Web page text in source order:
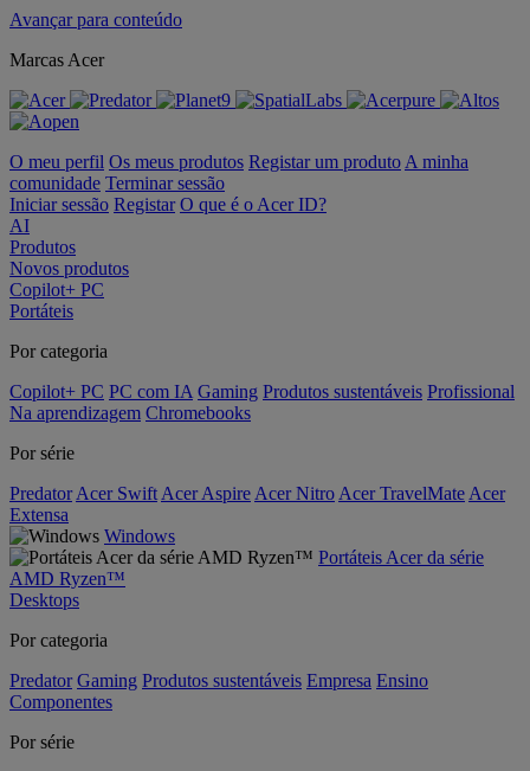
Avançar para conteúdo
Marcas Acer
O meu perfil Os meus produtos Registar um produto A minha
comunidade Terminar sessão
Iniciar sessão Registar O que é o Acer ID?
AI
Produtos
Novos produtos
Copilot+ PC
Portáteis
Por categoria
Copilot+ PC PC com IA Gaming Produtos sustentáveis Profissional
Na aprendizagem Chromebooks
Por série
Predator Acer Swift Acer Aspire Acer Nitro Acer TravelMate Acer
Extensa
Windows
Portáteis Acer da série
AMD Ryzen™
Desktops
Por categoria
Predator Gaming Produtos sustentáveis Empresa Ensino
Componentes
Por série